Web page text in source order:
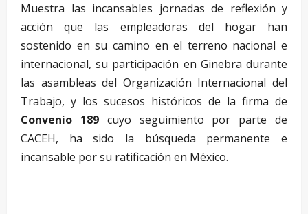
Muestra las incansables jornadas de reflexión y
acción que las empleadoras del hogar han
sostenido en su camino en el terreno nacional e
internacional, su participación en Ginebra durante
las asambleas del Organización Internacional del
Trabajo, y los sucesos históricos de la firma de
Convenio 189cuyo seguimiento por parte de
CACEH, ha sido la búsqueda permanente e
incansable por su ratificación en México.